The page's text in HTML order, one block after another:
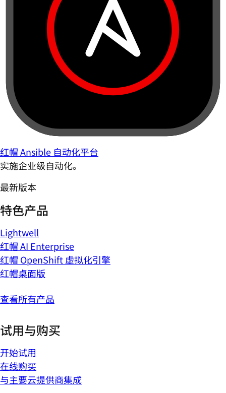
红帽 Ansible 自动化平台
实施企业级自动化。
最新版本
特色产品
Lightwell
红帽 AI Enterprise
红帽 OpenShift 虚拟化引擎
红帽桌面版
查看所有产品
试用与购买
开始试用
在线购买
与主要云提供商集成